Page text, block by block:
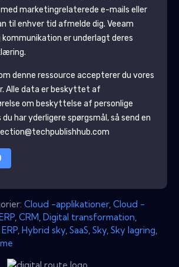
marketingrelaterede e-mails eller
til enhver tid afmelde dig. Veeam
er underlagt deres
denne ressource accepterer du vores
Alle data er beskyttet af
om beskyttelse af personlige
du har yderligere spørgsmål, så send en
Cloud -applikationer, Cloud -
CRM Digital transformation
ERP Hybrid sky SaaS Sky Sky lagring